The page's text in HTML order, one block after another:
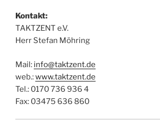
Kontakt:
TAKTZENT e.V.
Herr Stefan Möhring
Mail: info@taktzent.de
web.:www.taktzent.de
Tel.: 0170 736 936 4
Fax: 03475 636 860